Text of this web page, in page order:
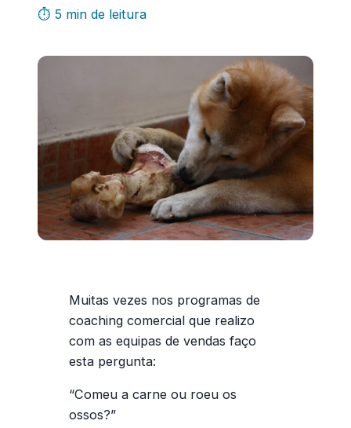
⏱ 5 min de leitura
Muitas vezes nos programas de
coaching comercial que realizo
com as equipas de vendas faço
esta pergunta:
“Comeu a carne ou roeu os
ossos?”